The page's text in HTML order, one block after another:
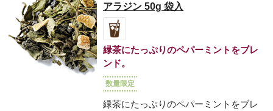
アラジン 50g 袋入
緑茶にたっぷりのペパーミントをブレ
ンド。
数量限定
緑茶にたっぷりのペパーミントをブレ